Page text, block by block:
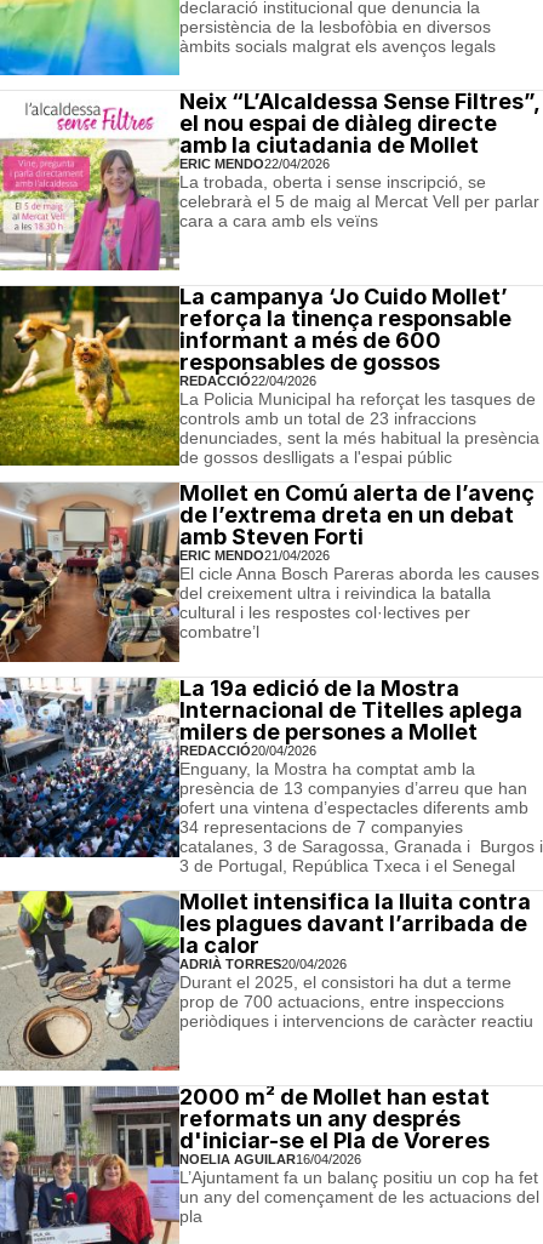
declaració institucional que denuncia la
persistència de la lesbofòbia en diversos
àmbits socials malgrat els avenços legals
Neix “L’Alcaldessa Sense Filtres”,
el nou espai de diàleg directe
amb la ciutadania de Mollet
ERIC MENDO22/04/2026
La trobada, oberta i sense inscripció, se
celebrarà el 5 de maig al Mercat Vell per parlar
cara a cara amb els veïns
La campanya ‘Jo Cuido Mollet’
reforça la tinença responsable
informant a més de 600
responsables de gossos
REDACCIÓ22/04/2026
La Policia Municipal ha reforçat les tasques de
controls amb un total de 23 infraccions
denunciades, sent la més habitual la presència
de gossos deslligats a l'espai públic
Mollet en Comú alerta de l’avenç
de l’extrema dreta en un debat
amb Steven Forti
ERIC MENDO21/04/2026
El cicle Anna Bosch Pareras aborda les causes
del creixement ultra i reivindica la batalla
cultural i les respostes col·lectives per
combatre’l
La 19a edició de la Mostra
Internacional de Titelles aplega
milers de persones a Mollet
REDACCIÓ20/04/2026
Enguany, la Mostra ha comptat amb la
presència de 13 companyies d’arreu que han
ofert una vintena d’espectacles diferents amb
34 representacions de 7 companyies
catalanes, 3 de Saragossa, Granada i Burgos i
3 de Portugal, República Txeca i el Senegal
Mollet intensifica la lluita contra
les plagues davant l’arribada de
la calor
ADRIÀ TORRES20/04/2026
Durant el 2025, el consistori ha dut a terme
prop de 700 actuacions, entre inspeccions
periòdiques i intervencions de caràcter reactiu
2000 m² de Mollet han estat
reformats un any després
d'iniciar-se el Pla de Voreres
NOELIA AGUILAR16/04/2026
L’Ajuntament fa un balanç positiu un cop ha fet
un any del començament de les actuacions del
pla